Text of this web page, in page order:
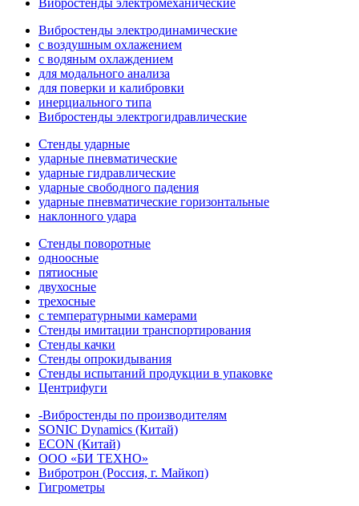
Вибростенды электродинамические
с воздушным охлажением
с водяным охлаждением
для модального анализа
для поверки и калибровки
инерциального типа
Вибростенды электрогидравлические
Стенды ударные
ударные пневматические
ударные гидравлические
ударные свободного падения
ударные пневматические горизонтальные
наклонного удара
Стенды поворотные
одноосные
пятиосные
двухосные
трехосные
с температурными камерами
Стенды имитации транспортирования
Стенды качки
Стенды опрокидывания
Стенды испытаний продукции в упаковке
Центрифуги
-Вибростенды по производителям
SONIC Dynamics (Китай)
ECON (Китай)
ООО «БИ ТЕХНО»
Вибротрон (Россия, г. Майкоп)
Гигрометры